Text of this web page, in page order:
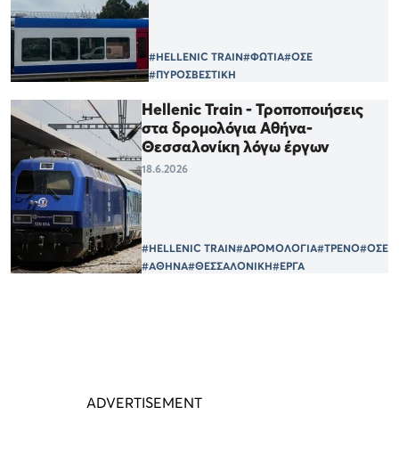
#HELLENIC TRAIN#ΦΩΤΙΑ#ΟΣΕ
#ΠΥΡΟΣΒΕΣΤΙΚΗ
Hellenic Train - Τροποποιήσεις
στα δρομολόγια Αθήνα-
Θεσσαλονίκη λόγω έργων
18.6.2026
#HELLENIC TRAIN#ΔΡΟΜΟΛΟΓΙΑ#ΤΡΕΝΟ#ΟΣΕ
#ΑΘΗΝΑ#ΘΕΣΣΑΛΟΝΙΚΗ#ΕΡΓΑ